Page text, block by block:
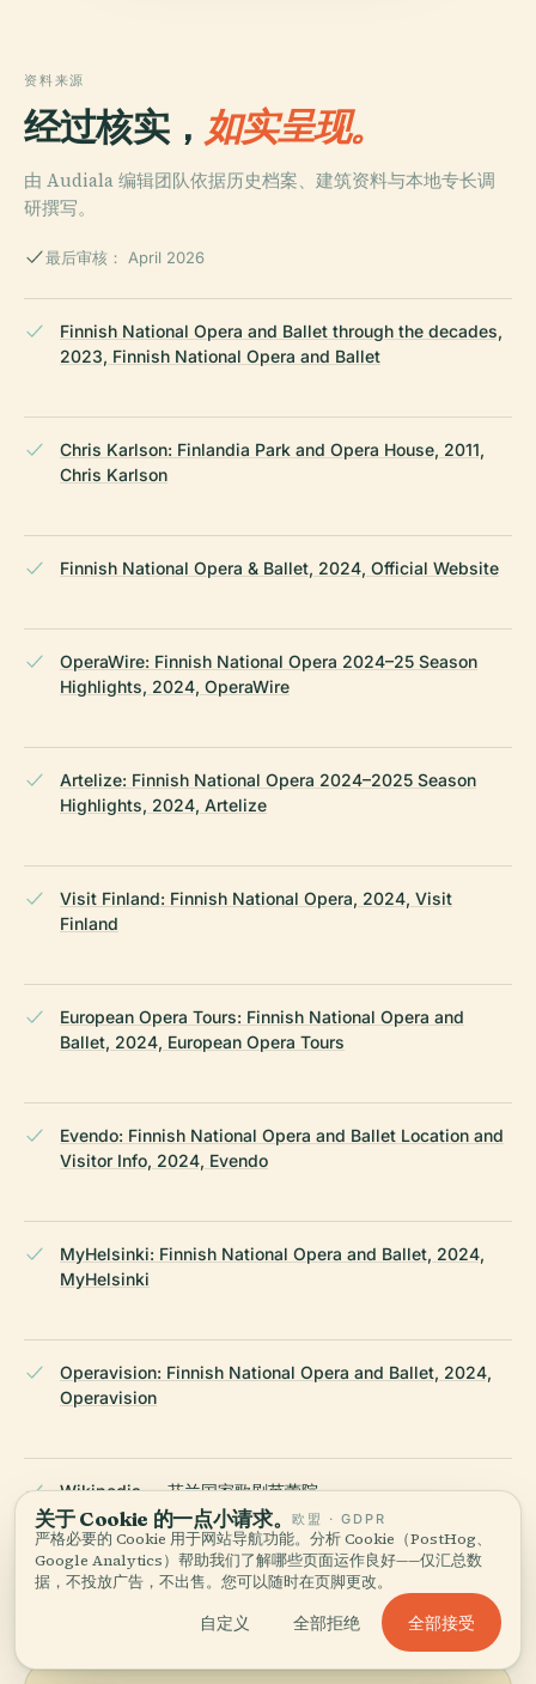
资料来源
经过核实， 如实呈现。
由 Audiala 编辑团队依据历史档案、建筑资料与本地专长调
研撰写。
最后审核： April 2026
Finnish National Opera and Ballet through the decades,
2023, Finnish National Opera and Ballet
Chris Karlson: Finlandia Park and Opera House, 2011,
Chris Karlson
Finnish National Opera & Ballet, 2024, Official Website
OperaWire: Finnish National Opera 2024–25 Season
Highlights, 2024, OperaWire
Artelize: Finnish National Opera 2024–2025 Season
Highlights, 2024, Artelize
Visit Finland: Finnish National Opera, 2024, Visit
Finland
European Opera Tours: Finnish National Opera and
Ballet, 2024, European Opera Tours
Evendo: Finnish National Opera and Ballet Location and
Visitor Info, 2024, Evendo
MyHelsinki: Finnish National Opera and Ballet, 2024,
MyHelsinki
Operavision: Finnish National Opera and Ballet, 2024,
Operavision
Wikipedia — 芬兰国家歌剧芭蕾院
最后审核： APRIL 2026
基于 Wikidata、维基百科与官方来源调研 · 经过事实核查 ·我们如
何制作导览 →
关于 Cookie 的一点小请求。欧盟 · GDPR
严格必要的 Cookie 用于网站导航功能。分析 Cookie（PostHog、
Google Analytics）帮助我们了解哪些页面运作良好——仅汇总数
据，不投放广告，不出售。您可以随时在页脚更改。
自定义 全部拒绝 全部接受